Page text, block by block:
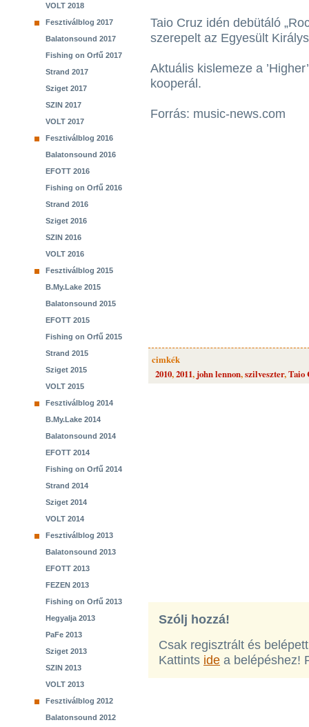
VOLT 2018
Fesztiválblog 2017
Balatonsound 2017
Fishing on Orfű 2017
Strand 2017
Sziget 2017
SZIN 2017
VOLT 2017
Fesztiválblog 2016
Balatonsound 2016
EFOTT 2016
Fishing on Orfű 2016
Strand 2016
Sziget 2016
SZIN 2016
VOLT 2016
Fesztiválblog 2015
B.My.Lake 2015
Balatonsound 2015
EFOTT 2015
Fishing on Orfű 2015
Strand 2015
Sziget 2015
VOLT 2015
Fesztiválblog 2014
B.My.Lake 2014
Balatonsound 2014
EFOTT 2014
Fishing on Orfű 2014
Strand 2014
Sziget 2014
VOLT 2014
Fesztiválblog 2013
Balatonsound 2013
EFOTT 2013
FEZEN 2013
Fishing on Orfű 2013
Hegyalja 2013
PaFe 2013
Sziget 2013
SZIN 2013
VOLT 2013
Fesztiválblog 2012
Balatonsound 2012
Taio Cruz idén debütáló
szerepelt az Egyesült
Aktuális kislemeze a
kooperál.
Forrás: music-news.com
cimkék
2010,2011, john lennon,szilveszter,Taio
Szólj hozzá!
Csak regisztrált és
Kattints ide a belépéshez!